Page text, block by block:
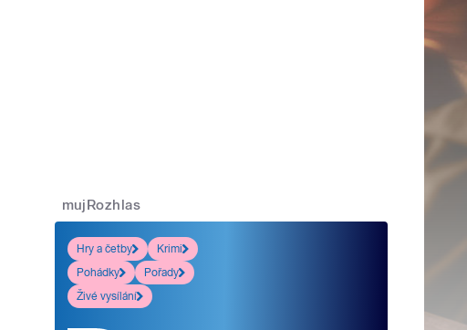
mujRozhlas
Hry a četby
Krimi
Pohádky
Pořady
Živé vysílání